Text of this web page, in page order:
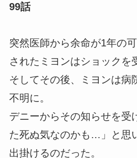
99話
突然医師から余命が1年の
されたミヨンはショックを
そしてその後、ミヨンは病
不明に。
デニーからその知らせを受
た死ぬ気なのかも…」と思
出掛けるのだった。